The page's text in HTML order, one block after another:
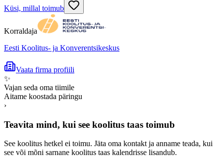
Küsi, millal toimub
Korraldaja
Eesti Koolitus- ja Konverentsikeskus
Vaata firma profiili
✨
Vajan seda oma tiimile
Aitame koostada päringu
›
Teavita mind, kui see koolitus taas toimub
See koolitus hetkel ei toimu. Jäta oma kontakt ja anname teada, kui
see või mõni sarnane koolitus taas kalendrisse lisandub.